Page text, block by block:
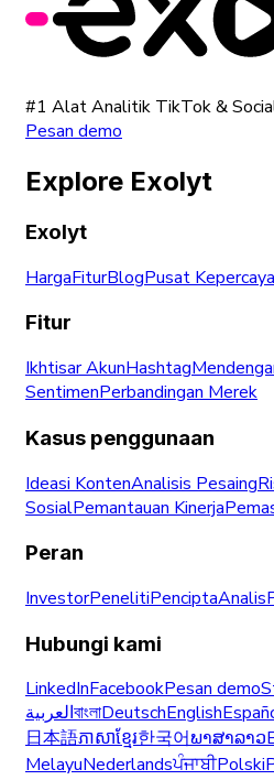
#1 Alat Analitik TikTok &
Pesan demo
Explore Exolyt
Exolyt
HargaFiturBlogPusat
Fitur
Ikhtisar AkunHashtag
SentimenPerbandingan Merek
Kasus penggunaan
Ideasi KontenAnalisis Pesaing
SosialPemantauan Kinerja
Peran
InvestorPenelitiPenciptaAnalis
Hubungi kami
LinkedInFacebookPesan demo
العربيةবাংলাDeutschEnglish
日本語ភាសាខ្មែរ한국어ພາສາລາວ
MelayuNederlandsਪੰਜਾਬੀPolski